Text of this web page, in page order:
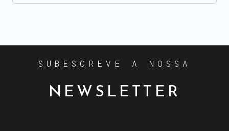
SUBESCREVE A NOSSA
NEWSLETTER